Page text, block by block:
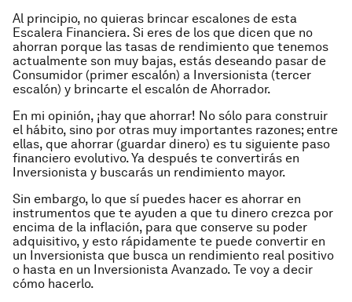
Al principio, no quieras brincar escalones de esta
Escalera Financiera. Si eres de los que dicen que no
ahorran porque las tasas de rendimiento que tenemos
actualmente son muy bajas, estás deseando pasar de
Consumidor (primer escalón) a Inversionista (tercer
escalón) y brincarte el escalón de Ahorrador.
En mi opinión, ¡hay que ahorrar! No sólo para construir
el hábito, sino por otras muy importantes razones; entre
ellas, que ahorrar (guardar dinero) es tu siguiente paso
financiero evolutivo. Ya después te convertirás en
Inversionista y buscarás un rendimiento mayor.
Sin embargo, lo que sí puedes hacer es ahorrar en
instrumentos que te ayuden a que tu dinero crezca por
encima de la inflación, para que conserve su poder
adquisitivo, y esto rápidamente te puede convertir en
un Inversionista que busca un rendimiento real positivo
o hasta en un Inversionista Avanzado. Te voy a decir
cómo hacerlo.